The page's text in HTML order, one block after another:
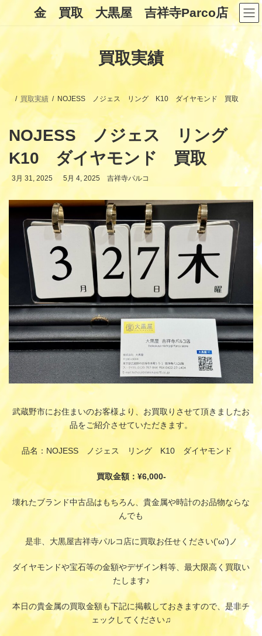
ン
キ
ッ
ー
に
移
金 買取 大黒屋 吉祥寺Parco店
買取実績
買取実績 NOJESS ノジェス リング K10 ダイヤモンド 買取
NOJESS ノジェス リング
K10 ダイヤモンド 買取
3月 31, 2025
最
新
日
時
5月 4, 2025 吉祥寺パルコ
武蔵野市にお住まいのお客様より、お買取りさせて頂きましたお
品をご紹介させていただきます。
品名：NOJESS ノジェス リング K10 ダイヤモンド
買取金額：¥6,000-
壊れたブランド中古品はもちろん、貴金属や時計のお品物ならな
んでも
是非、大黒屋吉祥寺パルコ店に買取お任せください('ω')ノ
ダイヤモンドや宝石等の金額やデザイン料等、最大限高く買取い
たします♪
本日の貴金属の買取金額も下記に掲載しておきますので、是非チ
ェックしてください♫